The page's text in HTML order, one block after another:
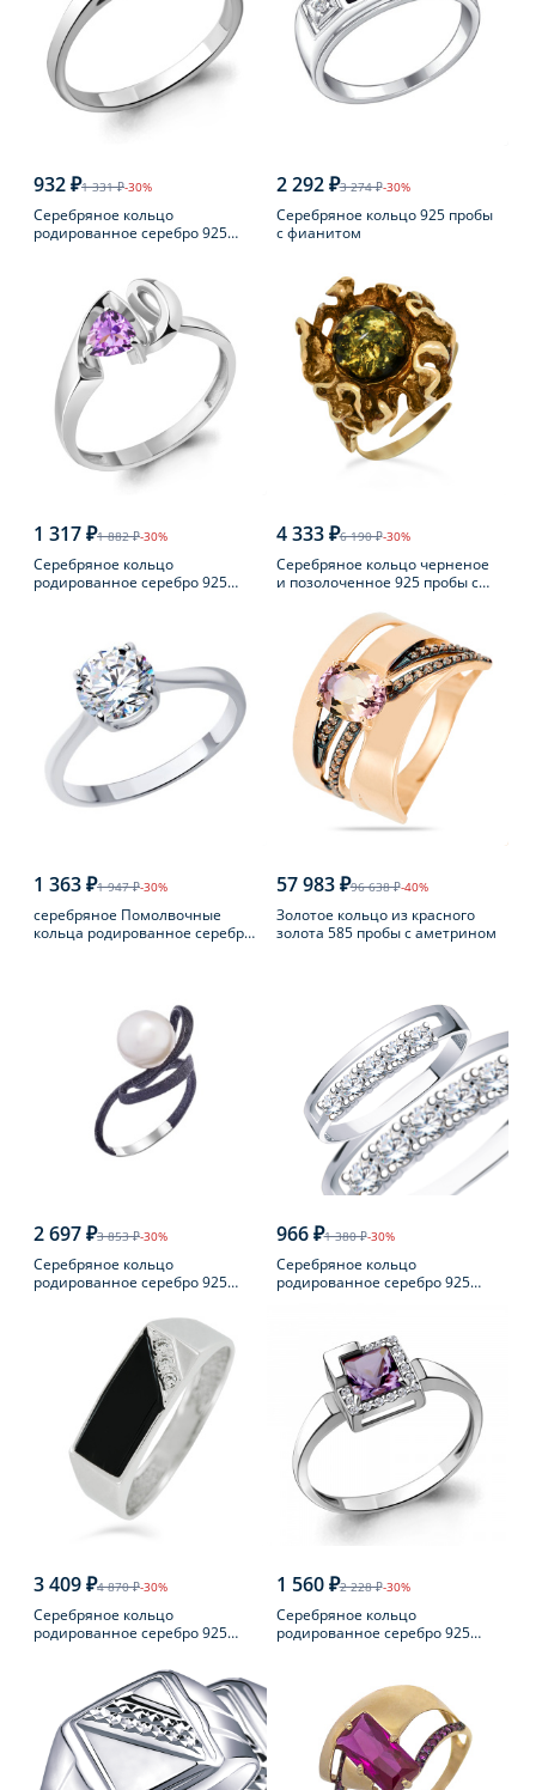
932 ₽1 331 ₽-30%
Серебряное кольцо
родированное серебро 925
2 292 ₽3 274 ₽-30%
Серебряное кольцо 925 пробы
с фианитом
1 317 ₽1 882 ₽-30%
Серебряное кольцо
родированное серебро 925
4 333 ₽6 190 ₽-30%
Серебряное кольцо черненое
и позолоченное 925 пробы с
1 363 ₽1 947 ₽-30%
серебряное Помолвочные
кольца родированное серебро
57 983 ₽96 638 ₽-40%
Золотое кольцо из красного
золота 585 пробы с аметрином
2 697 ₽3 853 ₽-30%
Серебряное кольцо
родированное серебро 925
966 ₽1 380 ₽-30%
Серебряное кольцо
родированное серебро 925
3 409 ₽4 870 ₽-30%
Серебряное кольцо
родированное серебро 925
1 560 ₽2 228 ₽-30%
Серебряное кольцо
родированное серебро 925